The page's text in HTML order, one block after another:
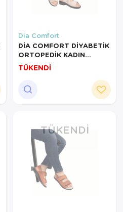
Dia Comfort
DİA COMFORT DİYABETİK
ORTOPEDİK KADIN
TERLİK KREM-39 NUMARA
TÜKENDİ
TÜKENDI